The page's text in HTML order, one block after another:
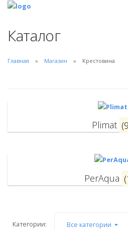
Каталог
Главная Магазин Крестовина
Plimat
PerAqua
Категории: Все категории